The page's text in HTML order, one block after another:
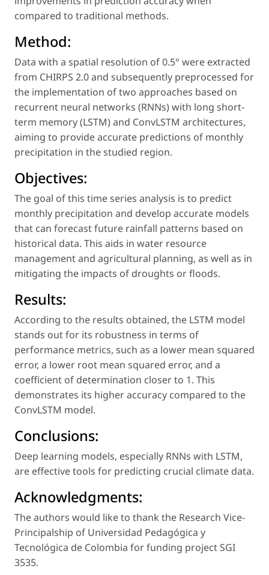
compared to traditional methods.
Method:
Data with a spatial resolution of 0.5° were extracted
from CHIRPS 2.0 and subsequently preprocessed for
the implementation of two approaches based on
recurrent neural networks (RNNs) with long short-
term memory (LSTM) and ConvLSTM architectures,
aiming to provide accurate predictions of monthly
precipitation in the studied region.
Objectives:
The goal of this time series analysis is to predict
monthly precipitation and develop accurate models
that can forecast future rainfall patterns based on
historical data. This aids in water resource
management and agricultural planning, as well as in
mitigating the impacts of droughts or floods.
Results:
According to the results obtained, the LSTM model
stands out for its robustness in terms of
performance metrics, such as a lower mean squared
error, a lower root mean squared error, and a
coefficient of determination closer to 1. This
demonstrates its higher accuracy compared to the
ConvLSTM model.
Conclusions:
Deep learning models, especially RNNs with LSTM,
are effective tools for predicting crucial climate data.
Acknowledgments:
The authors would like to thank the Research Vice-
Principalship of Universidad Pedagógica y
Tecnológica de Colombia for funding project SGI
3535.